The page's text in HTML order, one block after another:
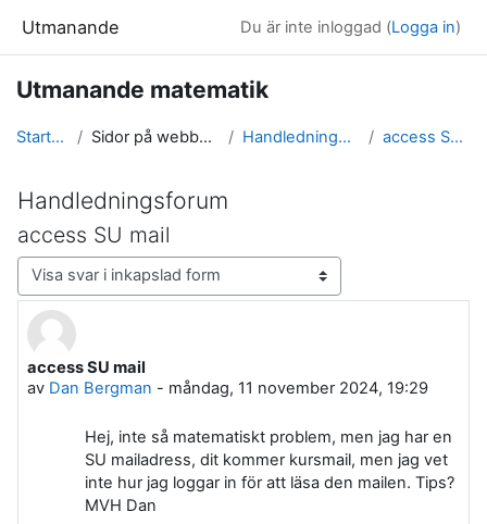
Utmanande Du är inte inloggad (Logga in)
Utmanande matematik
Startsida Sidor på webbplatsen Handledningsforum access SU mail
Handledningsforum
access SU mail
Visningsläge
access SU mail
av Dan Bergman - måndag, 11 november 2024, 19:29
Antal svar: 0
Hej, inte så matematiskt problem, men jag har en
SU mailadress, dit kommer kursmail, men jag vet
inte hur jag loggar in för att läsa den mailen. Tips?
MVH Dan